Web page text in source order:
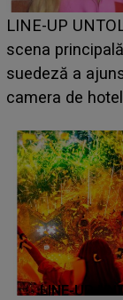
Ce a dezvăluit
luat prin
BĂIATUL
faptului împlinit,
LINE-UP